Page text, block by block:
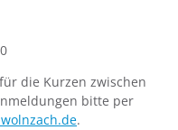
die Kurzen zwischen
bitte per
.